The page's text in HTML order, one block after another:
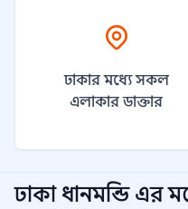
ঢাকার মধ্যে সকল
এলাকার ডাক্তার
ঢাকা ধানমন্ডি এর